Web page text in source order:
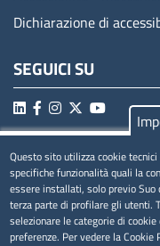
Dichiarazione di
SEGUICI SU
MENÚ PRIVACY
Privacy
Cookie
Questo sito utilizza cookie
specifiche funzionalità quali la
essere installati, solo previo Suo
terza parte di profilare gli utenti.
selezionare le categorie di
preferenze. Per vedere la Cookie